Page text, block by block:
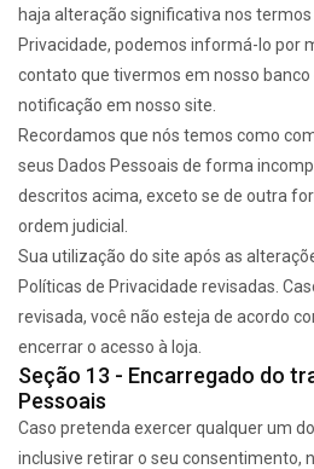
haja alteração significativa nos
Privacidade, podemos informá-lo por
contato que tivermos em nosso banco
notificação em nosso site.
Recordamos que nós temos como
seus Dados Pessoais de forma
descritos acima, exceto se de outra
ordem judicial.
Sua utilização do site após as
Políticas de Privacidade revisadas.
revisada, você não esteja de acordo
encerrar o acesso à loja.
Seção 13 - Encarregado do
Pessoais
Caso pretenda exercer qualquer um
inclusive retirar o seu consentimento,